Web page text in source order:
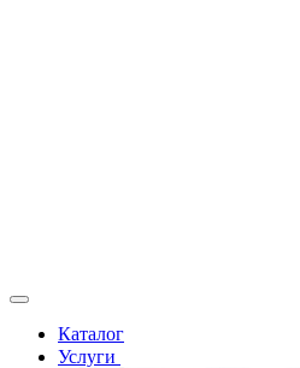
Каталог
Услуги